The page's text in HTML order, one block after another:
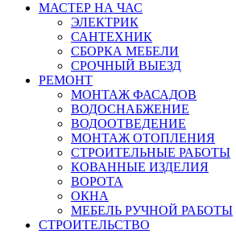
МАСТЕР НА ЧАС
ЭЛЕКТРИК
САНТЕХНИК
СБОРКА МЕБЕЛИ
СРОЧНЫЙ ВЫЕЗД
РЕМОНТ
МОНТАЖ ФАСАДОВ
ВОДОСНАБЖЕНИЕ
ВОДООТВЕДЕНИЕ
МОНТАЖ ОТОПЛЕНИЯ
СТРОИТЕЛЬНЫЕ РАБОТЫ
КОВАННЫЕ ИЗДЕЛИЯ
ВОРОТА
ОКНА
МЕБЕЛЬ РУЧНОЙ РАБОТЫ
СТРОИТЕЛЬСТВО